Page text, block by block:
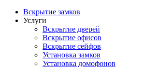
Вскрытие замков
Услуги
Вскрытие дверей
Вскрытие офисов
Вскрытие сейфов
Установка замков
Установка домофонов